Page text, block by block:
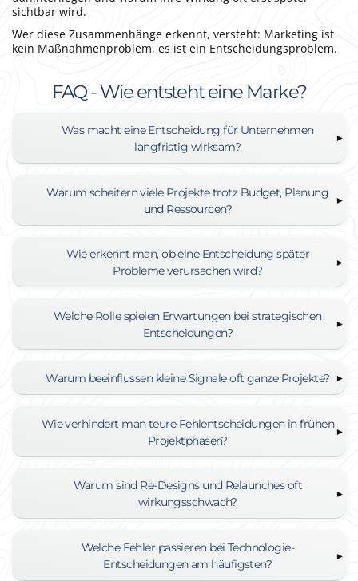
sichtbar wird.
Wer diese Zusammenhänge erkennt, versteht: Marketing ist
kein Maßnahmenproblem, es ist ein Entscheidungsproblem.
FAQ - Wie entsteht eine Marke?
Was macht eine Entscheidung für Unternehmen
langfristig wirksam?
Warum scheitern viele Projekte trotz Budget, Planung
und Ressourcen?
Wie erkennt man, ob eine Entscheidung später
Probleme verursachen wird?
Welche Rolle spielen Erwartungen bei strategischen
Entscheidungen?
Warum beeinflussen kleine Signale oft ganze Projekte?
Wie verhindert man teure Fehlentscheidungen in frühen
Projektphasen?
Warum sind Re-Designs und Relaunches oft
wirkungsschwach?
Welche Fehler passieren bei Technologie-
Entscheidungen am häufigsten?